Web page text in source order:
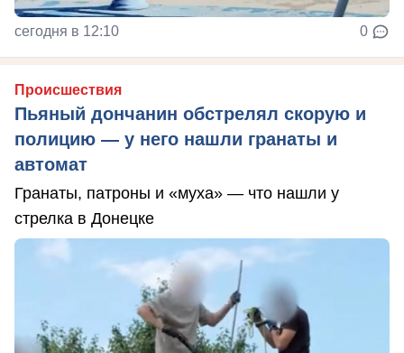
сегодня в 12:10 0
Происшествия
Пьяный дончанин обстрелял скорую и
полицию — у него нашли гранаты и
автомат
Гранаты, патроны и «муха» — что нашли у
стрелка в Донецке